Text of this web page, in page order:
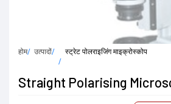
होम उत्पादों स्ट्रेट पोलराइजिंग माइक्रोस्कोप
Straight Polarising